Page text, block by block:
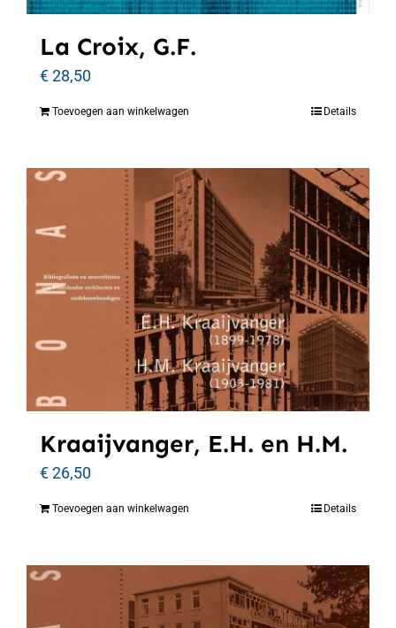
La Croix, G.F.
€28,50
Toevoegen aan winkelwagen Details
Kraaijvanger, E.H. en H.M.
€26,50
Toevoegen aan winkelwagen Details